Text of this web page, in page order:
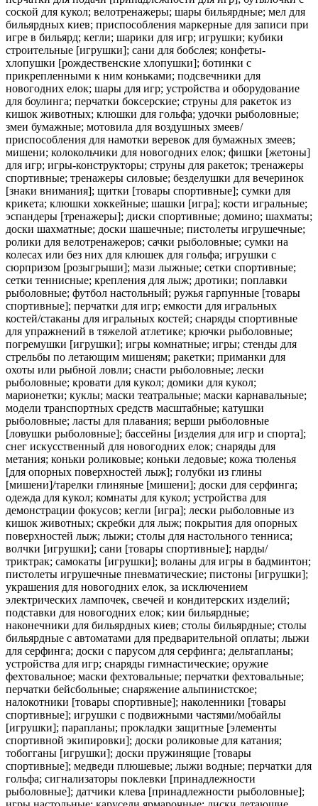
соской для кукол; велотренажеры; шары бильярдные; мел для
бильярдных киев; приспособления маркерные для записи при
игре в бильярд; кегли; шарики для игр; игрушки; кубики
строительные [игрушки]; сани для бобслея; конфеты-
хлопушки [рождественские хлопушки]; ботинки с
прикрепленными к ним коньками; подсвечники для
новогодних елок; шары для игр; устройства и оборудование
для боулинга; перчатки боксерские; струны для ракеток из
кишок животных; клюшки для гольфа; удочки рыболовные;
змеи бумажные; мотовила для воздушных змеев/
приспособления для намотки веревок для бумажных змеев;
мишени; колокольчики для новогодних елок; фишки [жетоны]
для игр; игры-конструкторы; струны для ракеток; тренажеры
спортивные; тренажеры силовые; безделушки для вечеринок
[знаки внимания]; щитки [товары спортивные]; сумки для
крикета; клюшки хоккейные; шашки [игра]; кости игральные;
эспандеры [тренажеры]; диски спортивные; домино; шахматы;
доски шахматные; доски шашечные; пистолеты игрушечные;
ролики для велотренажеров; сачки рыболовные; сумки на
колесах или без них для клюшек для гольфа; игрушки с
сюрпризом [розыгрыши]; мази лыжные; сетки спортивные;
сетки теннисные; крепления для лыж; дротики; поплавки
рыболовные; футбол настольный; ружья гарпунные [товары
спортивные]; перчатки для игр; емкости для игральных
костей/стаканы для игральных костей; снаряды спортивные
для упражнений в тяжелой атлетике; крючки рыболовные;
погремушки [игрушки]; игры комнатные; игры; стенды для
стрельбы по летающим мишеням; ракетки; приманки для
охоты или рыбной ловли; снасти рыболовные; лески
рыболовные; кровати для кукол; домики для кукол;
марионетки; куклы; маски театральные; маски карнавальные;
модели транспортных средств масштабные; катушки
рыболовные; ласты для плавания; верши рыболовные
[ловушки рыболовные]; бассейны [изделия для игр и спорта];
снег искусственный для новогодних елок; снаряды для
метания; коньки роликовые; коньки ледовые; кожа тюленья
[для опорных поверхностей лыж]; голубки из глины
[мишени]/тарелки глиняные [мишени]; доски для серфинга;
одежда для кукол; комнаты для кукол; устройства для
демонстрации фокусов; кегли [игра]; лески рыболовные из
кишок животных; скребки для лыж; покрытия для опорных
поверхностей лыж; лыжи; столы для настольного тенниса;
волчки [игрушки]; сани [товары спортивные]; нарды/
триктрак; самокаты [игрушки]; воланы для игры в бадминтон;
пистолеты игрушечные пневматические; пистоны [игрушки];
украшения для новогодних елок, за исключением
электрических лампочек, свечей и кондитерских изделий;
подставки для новогодних елок; кии бильярдные;
наконечники для бильярдных киев; столы бильярдные; столы
бильярдные с автоматами для предварительной оплаты; лыжи
для серфинга; доски с парусом для серфинга; дельтапланы;
устройства для игр; снаряды гимнастические; оружие
фехтовальное; маски фехтовальные; перчатки фехтовальные;
перчатки бейсбольные; снаряжение альпинистское;
налокотники [товары спортивные]; наколенники [товары
спортивные]; игрушки с подвижными частями/мобайлы
[игрушки]; парапланы; прокладки защитные [элементы
спортивной экипировки]; доски роликовые для катания;
тобогганы [игрушки]; доски пружинящие [товары
спортивные]; медведи плюшевые; лыжи водные; перчатки для
гольфа; сигнализаторы поклевки [принадлежности
рыболовные]; датчики клева [принадлежности рыболовные];